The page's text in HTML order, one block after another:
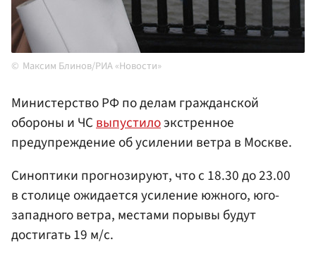
Максим Блинов/РИА «Новости»
Министерство РФ по делам гражданской
обороны и ЧСвыпустилоэкстренное
предупреждение об усилении ветра в Москве.
Синоптики прогнозируют, что с 18.30 до 23.00
в столице ожидается усиление южного, юго-
западного ветра, местами порывы будут
достигать 19 м/с.